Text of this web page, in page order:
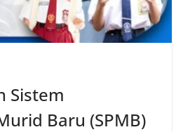
Sistem
Baru (SPMB)